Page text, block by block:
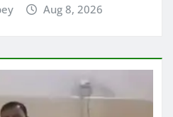
Aug 8, 2026